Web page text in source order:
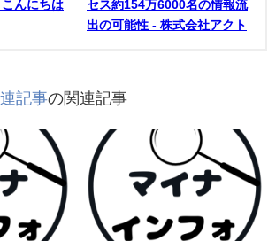
んにちは
セス約154万6000名の情報流
出の可能性 - 株式会社アクト
記事の関連記事